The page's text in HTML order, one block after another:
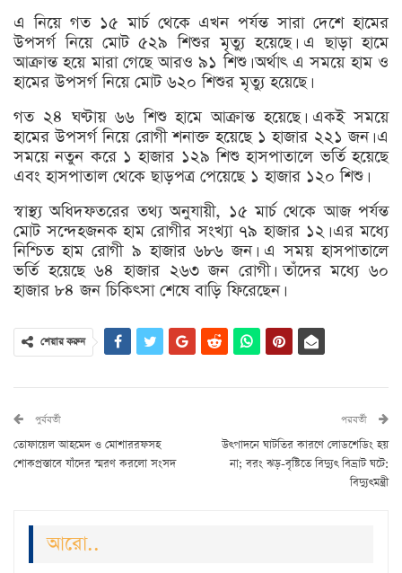
এ নিয়ে গত ১৫ মার্চ থেকে এখন পর্যন্ত সারা দেশে হামের
উপসর্গ নিয়ে মোট ৫২৯ শিশুর মৃত্যু হয়েছে। এ ছাড়া হামে
আক্রান্ত হয়ে মারা গেছে আরও ৯১ শিশু। অর্থাৎ এ সময়ে হাম ও
হামের উপসর্গ নিয়ে মোট ৬২০ শিশুর মৃত্যু হয়েছে।
গত ২৪ ঘণ্টায় ৬৬ শিশু হামে আক্রান্ত হয়েছে। একই সময়ে
হামের উপসর্গ নিয়ে রোগী শনাক্ত হয়েছে ১ হাজার ২২১ জন। এ
সময়ে নতুন করে ১ হাজার ১২৯ শিশু হাসপাতালে ভর্তি হয়েছে
এবং হাসপাতাল থেকে ছাড়পত্র পেয়েছে ১ হাজার ১২০ শিশু।
স্বাস্থ্য অধিদফতরের তথ্য অনুযায়ী, ১৫ মার্চ থেকে আজ পর্যন্ত
মোট সন্দেহজনক হাম রোগীর সংখ্যা ৭৯ হাজার ১২। এর মধ্যে
নিশ্চিত হাম রোগী ৯ হাজার ৬৮৬ জন। এ সময় হাসপাতালে
ভর্তি হয়েছে ৬৪ হাজার ২৬৩ জন রোগী। তাঁদের মধ্যে ৬০
হাজার ৮৪ জন চিকিৎসা শেষে বাড়ি ফিরেছেন।
শেয়ার করুন
পুর্ববর্তী
তোফায়েল আহমেদ ও মোশাররফসহ
শোকপ্রস্তাবে যাঁদের স্মরণ করলো সংসদ
পরবর্তী
উৎপাদনে ঘাটতির কারণে লোডশেডিং হয়
না; বরং ঝড়-বৃষ্টিতে বিদ্যুৎ বিভ্রাট ঘটে:
বিদ্যুৎমন্ত্রী
আরো..